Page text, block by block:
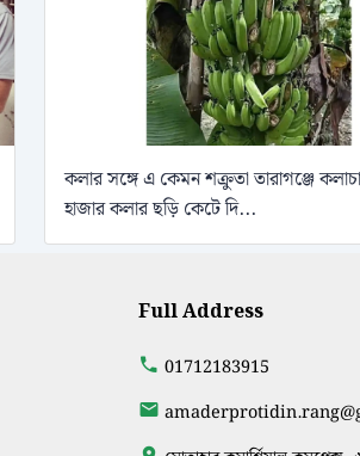
কলার সঙ্গে এ কেমন শক্রুতা তারাগঞ্জে
হাজার কলার ছড়ি কেটে দি...
Full Address
01712183915